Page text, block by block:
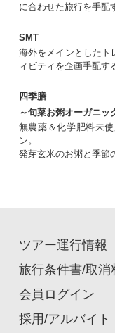
に合わせた旅行を手配
SMT
海外をメインとしたト
ィビティを企画手配す
四季膳
～旬菜お粥オーガニッ
無農薬＆化学肥料未
ン。
発芽玄米のお粥と季節
ツアー運行情報
旅行条件書/取消
会員ログイン
採用/アルバイト